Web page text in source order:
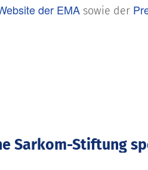
der EMA sowie der
Sarkom-Stiftung